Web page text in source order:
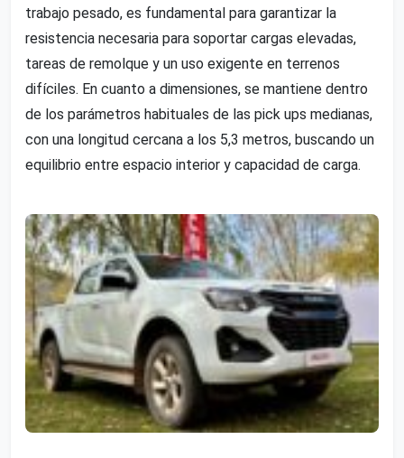
trabajo pesado, es fundamental para garantizar la
resistencia necesaria para soportar cargas elevadas,
tareas de remolque y un uso exigente en terrenos
difíciles. En cuanto a dimensiones, se mantiene dentro
de los parámetros habituales de las pick ups medianas,
con una longitud cercana a los 5,3 metros, buscando un
equilibrio entre espacio interior y capacidad de carga.